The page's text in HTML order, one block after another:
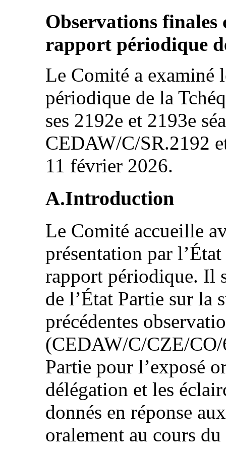
Observations finales
rapport périodique
Le Comité a examiné
périodique de la
ses 2192e et 2193e
CEDAW/C/SR.2192
11 février 2026.
A.Introduction
Le Comité accueille
présentation par
rapport périodique. Il
de l’État Partie sur la
précédentes
(CEDAW/C/CZE/
Partie pour l’exposé
délégation et les
donnés en réponse
oralement au cours